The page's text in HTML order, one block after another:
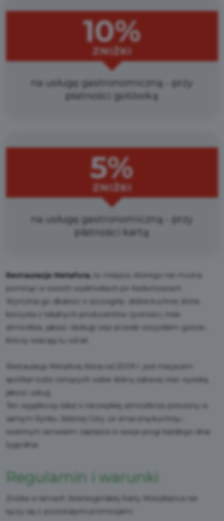
10%
ZNIŻKI
na usługę gastronomiczną - przy
płatności gotówką
5%
ZNIŻKI
na usługę gastronomiczną - przy
płatności kartą
Restauracja Metafora,
to miejsce, którego nie można
pominąć w swoich wędrówkach po Karkonoszach.
Wyróżnia go dbałość o szczegóły ,dobra kuchnia ,która
korzysta z lokalnych producentów żywności, miła
atmosfera, jakość obsługi oraz przede wszystkim goście,
którzy wracają tu od lat.
Restauracja Metafora, która od 2009 r. jest miejscem
spotkań ludzi ceniących sobie dobrą zabawę oraz wysoką
jakość usług.
Ten wyjątkowy lokal o niezwykłej atmosferze położony w
samym Rynku Jeleniej Góry ze smaczną kuchnią i
świetnym serwisem zaprasza w swoje progi każdego dnia
tygodnia.
Regulamin i warunki
Zniżka w ramach Jeleniogórskiej Karty Mieszkańca nie
łączy się z pozostałymi promocjami.